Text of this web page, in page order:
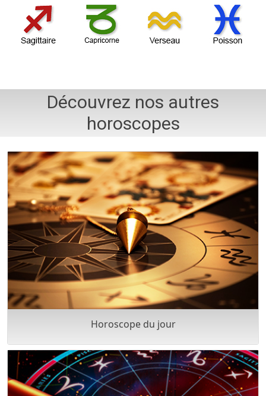
Découvrez nos autres
horoscopes
Horoscope du jour